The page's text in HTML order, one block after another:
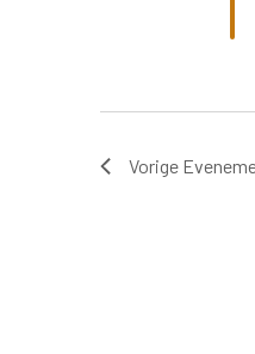
Vorige